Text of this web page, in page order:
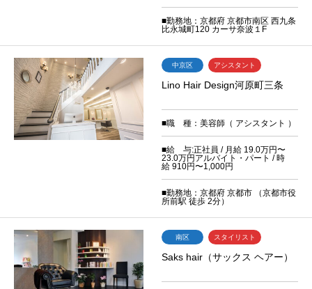
■勤務地：京都府 京都市南区 西九条
比永城町120 カーサ奈波１F
中京区 アシスタント
Lino Hair Design河原町三条
■職 種：美容師（ アシスタント ）
■給 与:正社員 / 月給 19.0万円〜
23.0万円アルバイト・パート / 時
給 910円〜1,000円
■勤務地：京都府 京都市 （京都市役
所前駅 徒歩 2分）
南区 スタイリスト
Saks hair（サックス ヘアー）